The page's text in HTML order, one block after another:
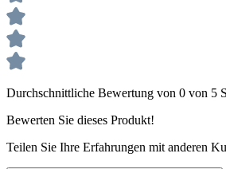
Durchschnittliche Bewertung von 0 von 5
Bewerten Sie dieses Produkt!
Teilen Sie Ihre Erfahrungen mit anderen